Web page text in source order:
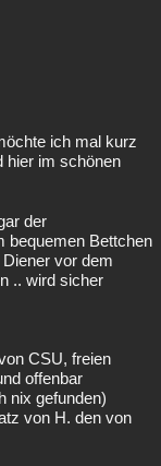
ich mal kurz
hier im schönen
der
bequemen Bettchen
vor dem
.. wird sicher
CSU, freien
offenbar
nix gefunden)
von H. den von